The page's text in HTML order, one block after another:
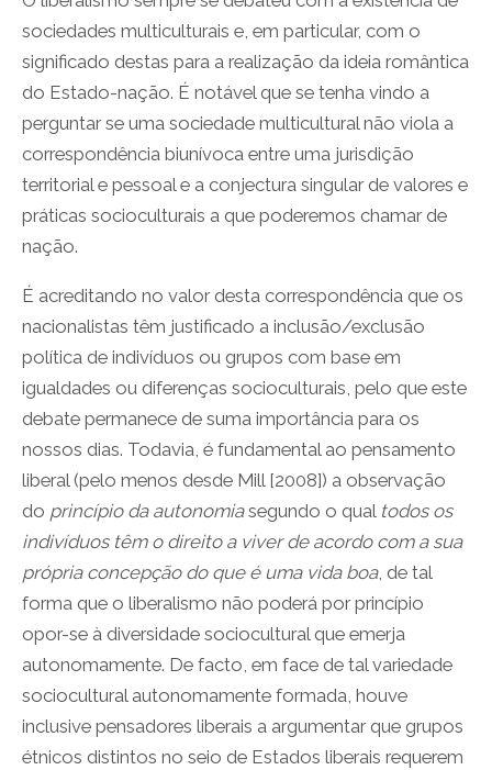
sociedades multiculturais e, em particular, com o
significado destas para a realização da ideia romântica
do Estado-nação. É notável que se tenha vindo a
perguntar se uma sociedade multicultural não viola a
correspondência biunívoca entre uma jurisdição
territorial e pessoal e a conjectura singular de valores e
práticas socioculturais a que poderemos chamar de
nação.
É acreditando no valor desta correspondência que os
nacionalistas têm justificado a inclusão/exclusão
política de indivíduos ou grupos com base em
igualdades ou diferenças socioculturais, pelo que este
debate permanece de suma importância para os
nossos dias. Todavia, é fundamental ao pensamento
liberal (pelo menos desde Mill [2008]) a observação
do princípio da autonomiasegundo o qual todos os
indivíduos têm o direito a viver de acordo com a sua
própria concepção do que é uma vida boa, de tal
forma que o liberalismo não poderá por princípio
opor-se à diversidade sociocultural que emerja
autonomamente. De facto, em face de tal variedade
sociocultural autonomamente formada, houve
inclusive pensadores liberais a argumentar que grupos
étnicos distintos no seio de Estados liberais requerem